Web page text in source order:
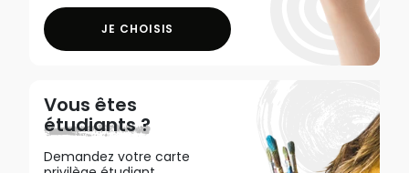
JE CHOISIS
Vous êtes
étudiants ?
Demandez votre carte